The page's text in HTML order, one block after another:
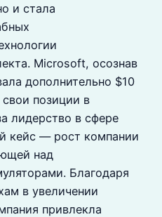
и стала
Microsoft, осознав
дополнительно $10
позиции в
лидерство в сфере
кейс — рост компании
над
Благодаря
в увеличении
привлекла